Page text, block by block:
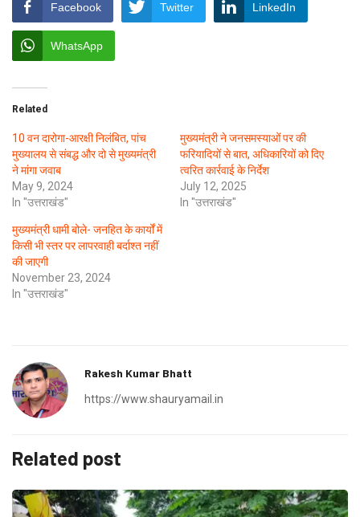
Facebook Twitter LinkedIn
WhatsApp
Related
10 वन दारोगा-आरक्षी निलंबित, पांच
मुख्यालय से संबद्ध और दो से मुख्यमंत्री
ने मांगा जवाब
May 9, 2024
In "उत्तराखंड"
मुख्यमंत्री ने जनसमस्याओं पर की
फरियादियों से बात, अधिकारियों को दिए
त्वरित कार्रवाई के निर्देश
July 12, 2025
In "उत्तराखंड"
मुख्यमंत्री धामी बोले- जनहित के कार्यों में
किसी भी स्तर पर लापरवाही बर्दाश्त नहीं
की जाएगी
November 23, 2024
In "उत्तराखंड"
Rakesh Kumar Bhatt
https://www.shauryamail.in
Related post